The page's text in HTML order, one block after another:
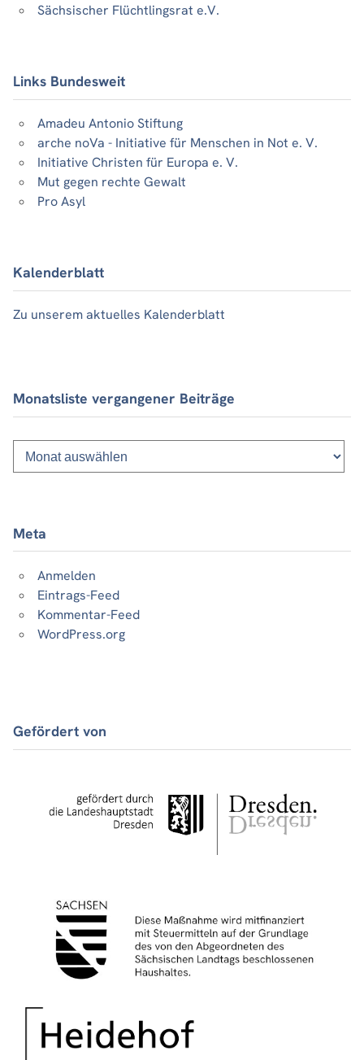
Sächsischer Flüchtlingsrat e.V.
Links Bundesweit
Amadeu Antonio Stiftung
arche noVa - Initiative für Menschen in Not e. V.
Initiative Christen für Europa e. V.
Mut gegen rechte Gewalt
Pro Asyl
Kalenderblatt
Zu unserem aktuelles Kalenderblatt
Monatsliste vergangener Beiträge
Monatsliste
vergangener
Beiträge
Meta
Anmelden
Eintrags-Feed
Kommentar-Feed
WordPress.org
Gefördert von